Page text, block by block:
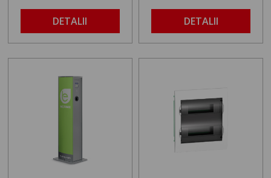
DETALII DETALII